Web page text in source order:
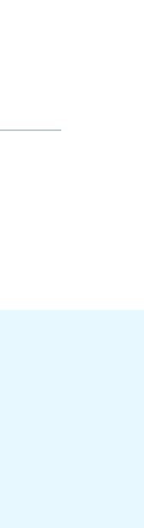
Bostony desde